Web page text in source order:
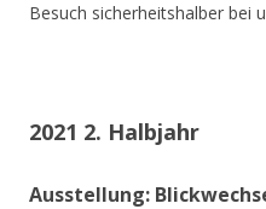
Besuch sicherheitshalber bei
2021 2. Halbjahr
Ausstellung: